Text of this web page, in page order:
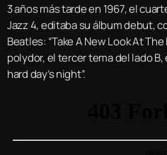
3 años más tarde en 1967, el
Jazz 4, editaba su álbum debut,
Beatles: “Take A New Look At
polydor, el tercer tema del lado B,
hard day’s night”.